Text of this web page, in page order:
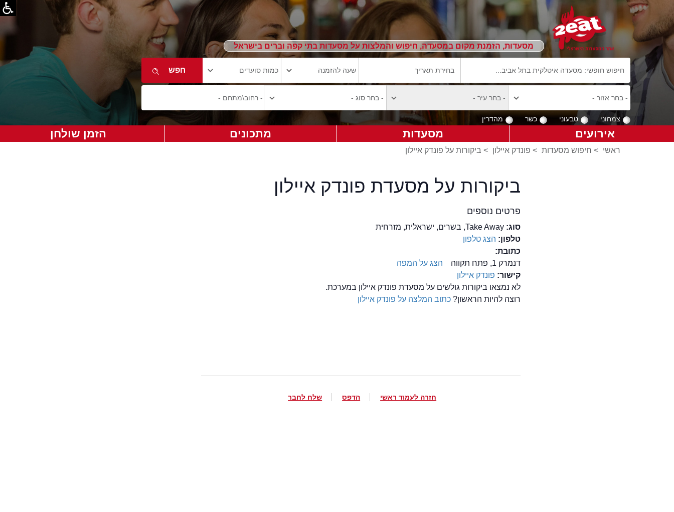
מסעדות, הזמנת מקום במסעדה, חיפוש והמלצות על מסעדות בתי קפה וברים בישראל
צמחוני טבעוני כשר מהדרין
אירועים מסעדות מתכונים הזמן שולחן
ראשי > חיפוש מסעדות > פונדק איילון > ביקורות על פונדק איילון
ביקורות על מסעדת פונדק איילון
פרטים נוספים
סוג:Take Away, בשרים, ישראלית, מזרחית
טלפון: הצג טלפון
כתובת:
דנמרק 1, פתח תקווה
הצג על המפה
קישור: פונדק איילון
לא נמצאו ביקורות גולשים על מסעדת פונדק איילון במערכת.
רוצה להיות הראשון?כתוב המלצה על פונדק איילון
חזרה לעמוד ראשי הדפס שלח לחבר